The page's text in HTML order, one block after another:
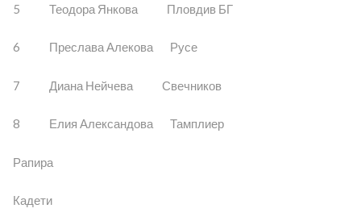
5 Теодора Янкова Пловдив БГ
6 Преслава Алекова Русе
7 Диана Нейчева Свечников
8 Елия Александова Тамплиер
Рапира
Кадети